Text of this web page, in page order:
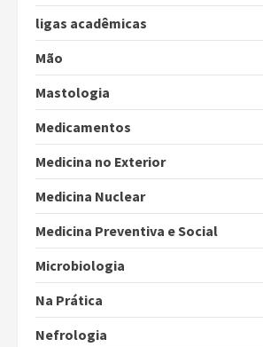
ligas acadêmicas
Mão
Mastologia
Medicamentos
Medicina no Exterior
Medicina Nuclear
Medicina Preventiva e Social
Microbiologia
Na Prática
Nefrologia